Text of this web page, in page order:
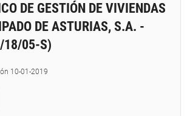
DE GESTIÓN DE VIVIENDAS
DE ASTURIAS, S.A. -
18/05-S)
10-01-2019